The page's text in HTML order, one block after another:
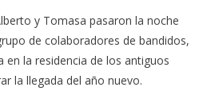
y Tomasa pasaron la noche
de colaboradores de bandidos,
en la residencia de los antiguos
la llegada del año nuevo.